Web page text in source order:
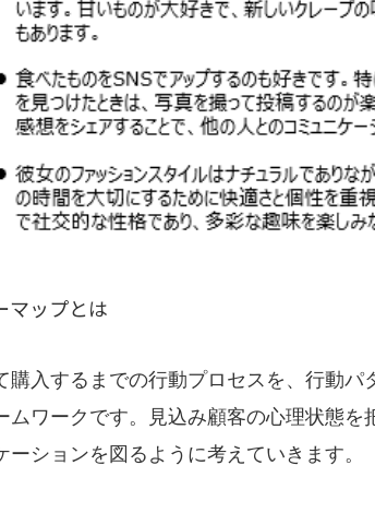
マップとは
購入するまでの行動プロセスを、行動
ムワークです。見込み顧客の心理状態を
ションを図るように考えていきます。